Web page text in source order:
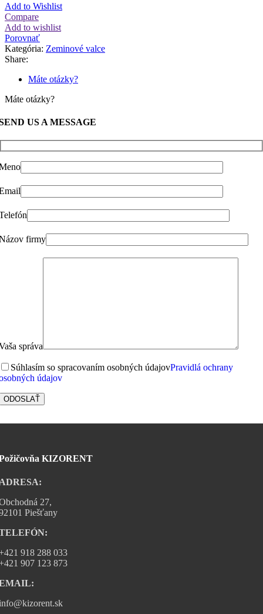
Add to Wishlist
Compare
Add to wishlist
Porovnať
Kategória: Zeminové valce
Share:
Máte otázky?
Máte otázky?
US A MESSAGE
firmy
správa
Súhlasím so spracovaním osobných údajovPravidlá ochrany
údajov
KIZORENT
27,
Piešťany
918 288 033
907 123 873